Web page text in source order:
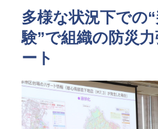
事業企画制作
文化施策策定支援
サービスDX・デジタル活用
運営施設
実績紹介
多様な状況下での
験”で組織の防災
ート